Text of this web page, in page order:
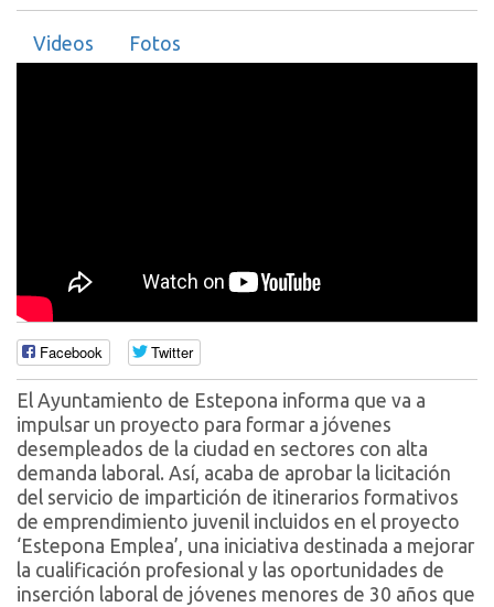
Videos Fotos
Facebook Twitter
El Ayuntamiento de Estepona informa que va a
impulsar un proyecto para formar a jóvenes
desempleados de la ciudad en sectores con alta
demanda laboral. Así, acaba de aprobar la licitación
del servicio de impartición de itinerarios formativos
de emprendimiento juvenil incluidos en el proyecto
‘Estepona Emplea’, una iniciativa destinada a mejorar
la cualificación profesional y las oportunidades de
inserción laboral de jóvenes menores de 30 años que